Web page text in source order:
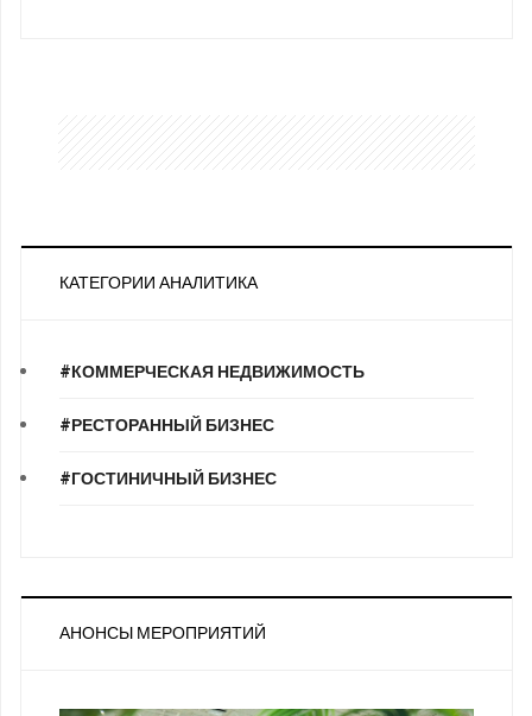
КАТЕГОРИИ АНАЛИТИКА
#КОММЕРЧЕСКАЯ НЕДВИЖИМОСТЬ
#РЕСТОРАННЫЙ БИЗНЕС
#ГОСТИНИЧНЫЙ БИЗНЕС
АНОНСЫ МЕРОПРИЯТИЙ